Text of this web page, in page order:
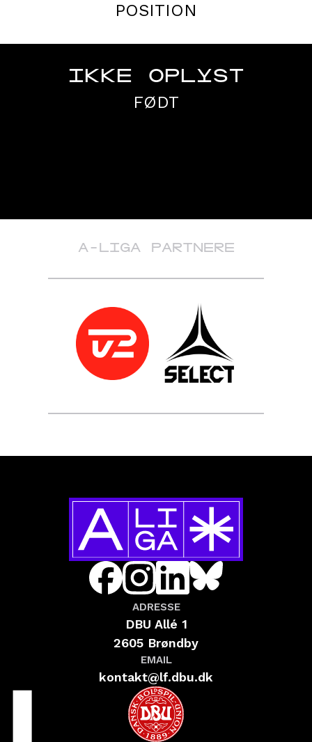
POSITION
IKKE OPLYST
FØDT
A-LIGA PARTNERE
ADRESSE
DBU Allé 1
2605 Brøndby
EMAIL
kontakt@lf.dbu.dk